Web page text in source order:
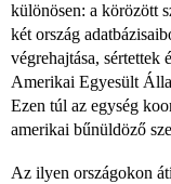
különösen: a körözött
két ország
végrehajtása, sértettek
Amerikai Egyesült
Ezen túl az egység
amerikai bűnüldöző
Az ilyen országokon